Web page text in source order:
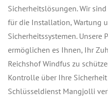
Sicherheitslösungen. Wir
für die Installation, Wartung
Sicherheitssystemen.
ermöglichen es Ihnen, Ihr
Reichshof Windfus zu
Kontrolle über Ihre
Schlüsseldienst Mangjolli